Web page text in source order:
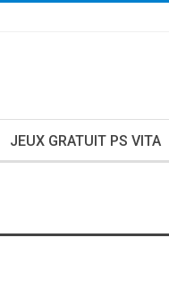
JEUX GRATUIT PS VITA